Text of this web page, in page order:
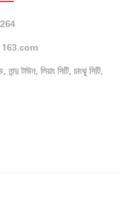
টাউন, লিয়াং সিটি, চাংঝু সিটি,